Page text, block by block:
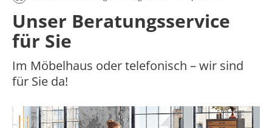
Unser Beratungsservice
für Sie
Im Möbelhaus oder telefonisch – wir sind
für Sie da!